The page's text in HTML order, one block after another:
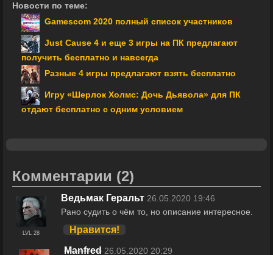
Новости по теме:
Gamescom 2020 полный список участников
Just Cause 4 и еще 3 игры на ПК предлагают
получить бесплатно и навсегда
Разные 4 игры предлагают взять бесплатно
Игру «Шерлок Холмс: Дочь Дьявола» для ПК
отдают бесплатно с одним условием
Комментарии (2)
LVL 28
Ведьмак Геральт 26.05.2020 19:46
Рано судить о чём то, но описание интересное.
Нравится!
Manfred 26.05.2020 20:29